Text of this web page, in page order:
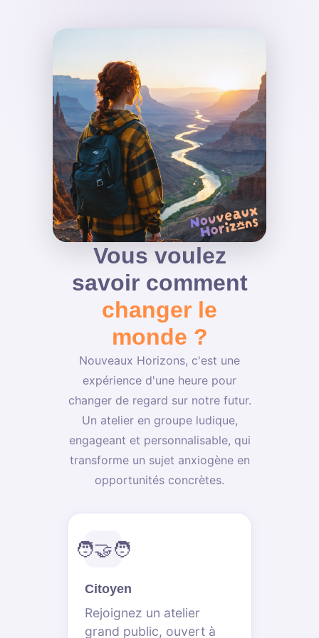
Vous voulez
savoir comment
changer le
monde ?
Nouveaux Horizons, c'est une
expérience d'une heure pour
changer de regard sur notre futur.
Un atelier en groupe ludique,
engageant et personnalisable, qui
transforme un sujet anxiogène en
opportunités concrètes.
🧑‍🤝‍🧑
Citoyen
Rejoignez un atelier
grand public, ouvert à